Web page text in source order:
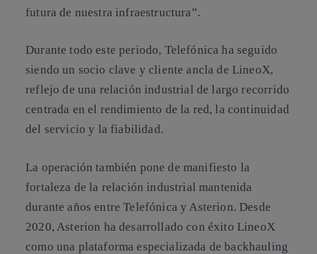
futura de nuestra infraestructura”.
Durante todo este periodo, Telefónica ha seguido
siendo un socio clave y cliente ancla de LineoX,
reflejo de una relación industrial de largo recorrido
centrada en el rendimiento de la red, la continuidad
del servicio y la fiabilidad.
La operación también pone de manifiesto la
fortaleza de la relación industrial mantenida
durante años entre Telefónica y Asterion. Desde
2020, Asterion ha desarrollado con éxito LineoX
como una plataforma especializada de backhauling